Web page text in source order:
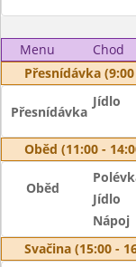
Menu Chod
Přesnídávka
Přesnídávka
Jídlo
Oběd (11:00 -
Oběd
Jídlo
Nápoj
Svačina (15:00 -